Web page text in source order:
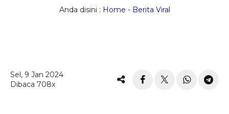
Anda disini : Home - Berita Viral
Sel, 9 Jan 2024
Dibaca 708x